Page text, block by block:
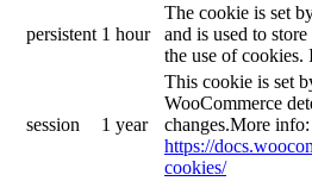
persistent 1 hour
The cookie is set
and is used to
the use of cookies.
session 1 year
This cookie is set
WooCommerce
changes.More info:
https://
cookies/